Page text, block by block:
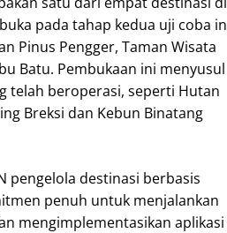
pada tahap kedua uji coba
Pinus Pengger, Taman Wisata
Batu. Pembukaan ini menyusul
telah beroperasi, seperti Hutan
Breksi dan Kebun Binatang
pengelola destinasi berbasis
penuh untuk menjalankan
mengimplementasikan aplikasi